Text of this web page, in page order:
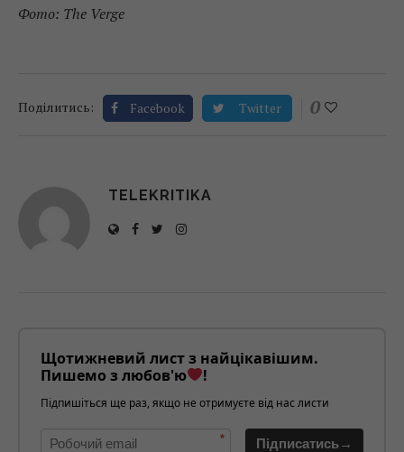
Фото: The Verge
Поділитись: Facebook Twitter 0
TELEKRITIKA
Щотижневий лист з найцікавішим.
Пишемо з любов'ю
!
Підпишіться ще раз, якщо не отримуєте від нас листи
* Підписатись→